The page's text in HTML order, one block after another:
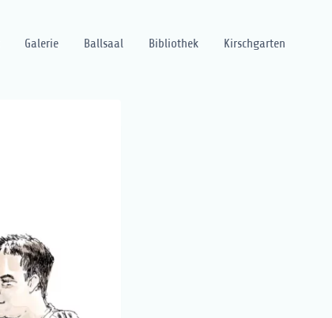
Galerie Ballsaal Bibliothek Kirschgarten